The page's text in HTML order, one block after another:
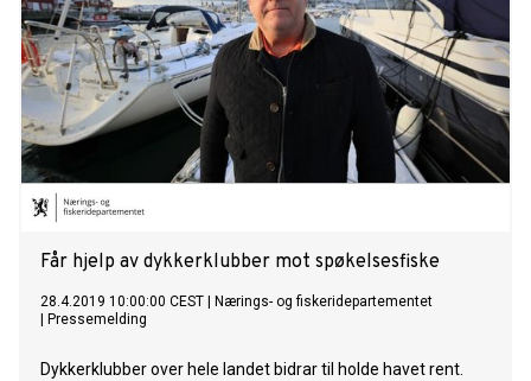
Får hjelp av dykkerklubber mot spøkelsesfiske
28.4.2019 10:00:00 CEST
Nærings- og fiskeridepartementet
Pressemelding
Dykkerklubber over hele landet bidrar til holde havet rent.